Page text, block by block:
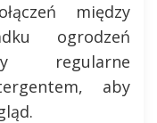
między
ogrodzeń
regularne
aby